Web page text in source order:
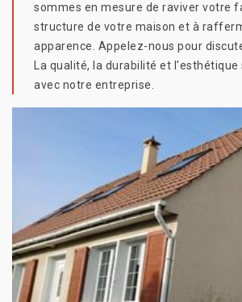
sommes en mesure de raviver votre
structure de votre maison et à
apparence. Appelez-nous pour
La qualité, la durabilité et l'esthétique
avec notre entreprise.